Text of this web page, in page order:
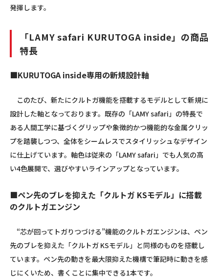
発揮します。
「LAMY safari KURUTOGA inside」の商品
特長
■KURUTOGA inside専用の新規設計軸
このたび、新たにクルトガ機能を搭載するモデルとして新規に
設計した軸となっております。既存の「LAMY safari」の特長で
ある人間工学に基づくグリップや象徴的かつ機能的な金属クリッ
プを踏襲しつつ、全体をシームレスでスタイリッシュなデザイン
に仕上げています。軸色は従来の「LAMY safari」でも人気の高
い4色展開で、選びやすいラインアップとなっています。
■ペン先のブレを抑えた「クルトガ KSモデル」に搭載
のクルトガエンジン
“芯が回ってトガりつづける”機能のクルトガエンジンは、ペン
先のブレを抑えた「クルトガ KSモデル」と同様のものを搭載し
ています。ペン先の動きを最大限抑えた機構で筆記時に動きを感
じにくいため、書くことに集中できる1本です。